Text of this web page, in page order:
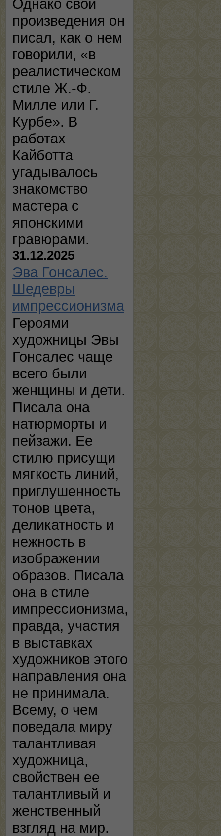
Однако свои
произведения он
писал, как о нем
говорили, «в
реалистическом
стиле Ж.-Ф.
Милле или Г.
Курбе». В
работах
Кайботта
угадывалось
знакомство
мастера с
японскими
гравюрами.
31.12.2025
Эва Гонсалес.
Шедевры
импрессионизма
Героями
художницы Эвы
Гонсалес чаще
всего были
женщины и дети.
Писала она
натюрморты и
пейзажи. Ее
стилю присущи
мягкость линий,
приглушенность
тонов цвета,
деликатность и
нежность в
изображении
образов. Писала
она в стиле
импрессионизма,
правда, участия
в выставках
художников этого
направления она
не принимала.
Всему, о чем
поведала миру
талантливая
художница,
свойствен ее
талантливый и
женственный
взгляд на мир.